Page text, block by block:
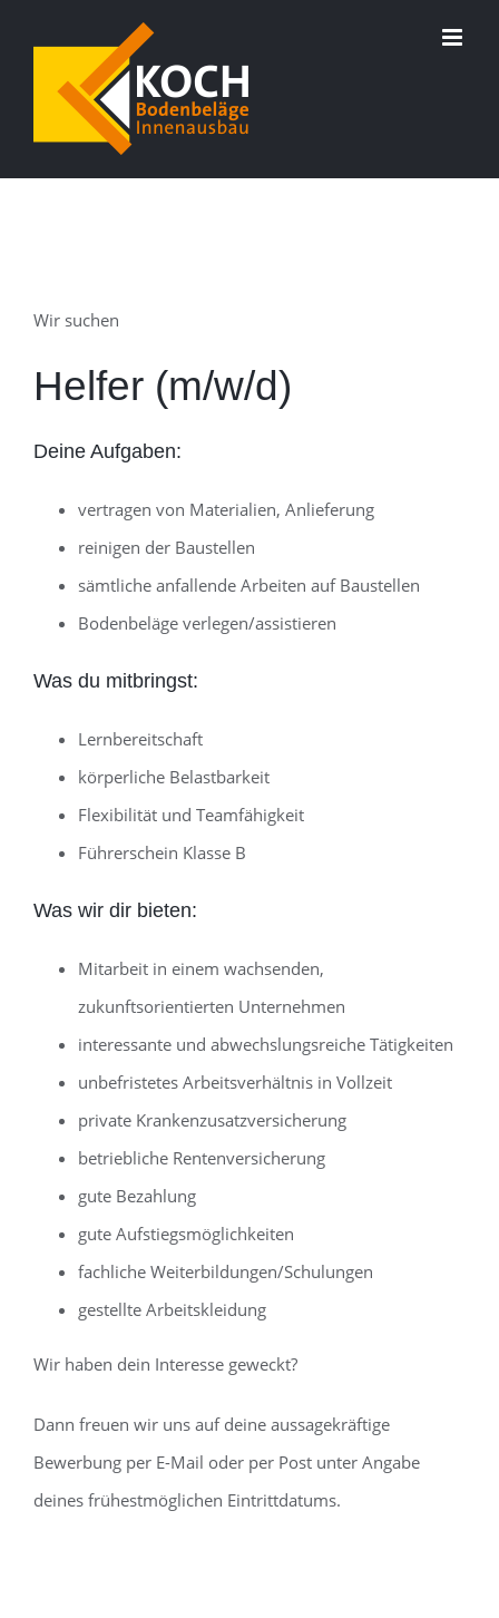
springen
Wir suchen
Helfer (m/w/d)
Deine Aufgaben:
vertragen von Materialien, Anlieferung
reinigen der Baustellen
sämtliche anfallende Arbeiten auf Baustellen
Bodenbeläge verlegen/assistieren
Was du mitbringst:
Lernbereitschaft
körperliche Belastbarkeit
Flexibilität und Teamfähigkeit
Führerschein Klasse B
Was wir dir bieten:
Mitarbeit in einem wachsenden,
zukunftsorientierten Unternehmen
interessante und abwechslungsreiche Tätigkeiten
unbefristetes Arbeitsverhältnis in Vollzeit
private Krankenzusatzversicherung
betriebliche Rentenversicherung
gute Bezahlung
gute Aufstiegsmöglichkeiten
fachliche Weiterbildungen/Schulungen
gestellte Arbeitskleidung
Wir haben dein Interesse geweckt?
Dann freuen wir uns auf deine aussagekräftige
Bewerbung per E-Mail oder per Post unter Angabe
deines frühestmöglichen Eintrittdatums.